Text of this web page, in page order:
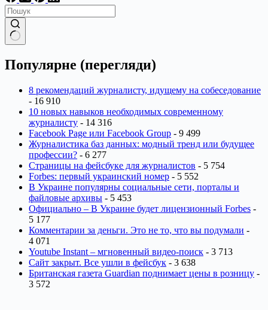
результатів
Популярне (перегляди)
8 рекомендаций журналисту, идущему на собеседование
- 16 910
10 новых навыков необходимых современному
журналисту - 14 316
Facebook Page или Facebook Group - 9 499
Журналистика баз данных: модный тренд или будущее
профессии? - 6 277
Страницы на фейсбуке для журналистов - 5 754
Forbes: первый украинский номер - 5 552
В Украине популярны социальные сети, порталы и
файловые архивы - 5 453
Официально – В Украине будет лицензионный Forbes -
5 177
Комментарии за деньги. Это не то, что вы подумали -
4 071
Youtube Instant – мгновенный видео-поиск - 3 713
Сайт закрыт. Все ушли в фейсбук - 3 638
Британская газета Guardian поднимает цены в розницу -
3 572